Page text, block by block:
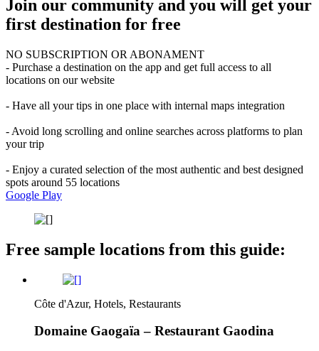
Join our community and you will get your
first destination for free
NO SUBSCRIPTION OR ABONAMENT
- Purchase a destination on the app and get full access to all
locations on our website
- Have all your tips in one place with internal maps integration
- Avoid long scrolling and online searches across platforms to plan
your trip
- Enjoy a curated selection of the most authentic and best designed
spots around 55 locations
Google Play
Free sample locations from this guide:
Côte d'Azur, Hotels, Restaurants
Domaine Gaogaïa – Restaurant Gaodina